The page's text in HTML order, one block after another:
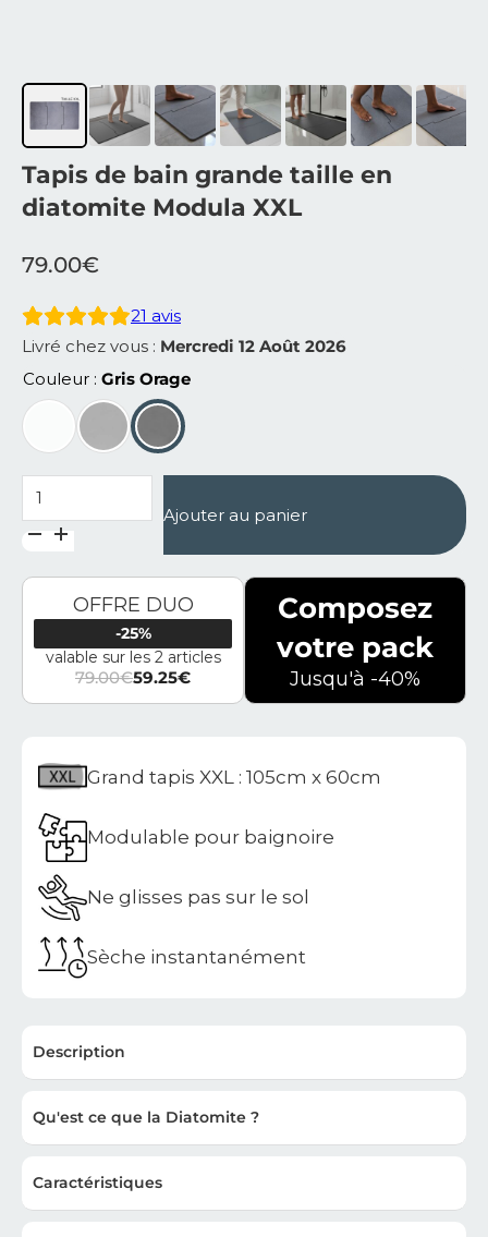
Tapis de bain grande taille en
diatomite Modula XXL
79.00€
21 avis
Livré chez vous : Mercredi 12 Août 2026
Couleur Gris Orage
quantité de Tapis de bain grande taille en diatomite
Ajouter au panier
OFFRE DUO
-25%
valable sur les 2 articles
79.00€
Le prix initial était : 79.00€.
59.25€
Le prix actuel est : 59.25€.
Composez
votre pack
Jusqu'à -40%
Grand tapis XXL : 105cm x 60cm
Modulable pour baignoire
Ne glisses pas sur le sol
Sèche instantanément
Description
Qu'est ce que la Diatomite ?
Caractéristiques